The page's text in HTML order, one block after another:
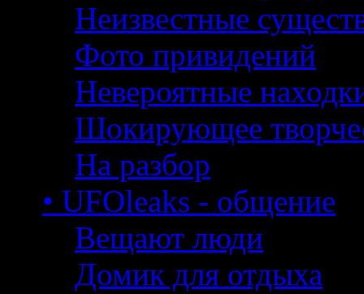
Неизвестные
Фото привидений
Невероятные
Шокирующее
На разбор
• UFOleaks - общение
Вещают люди
Домик для отдыха